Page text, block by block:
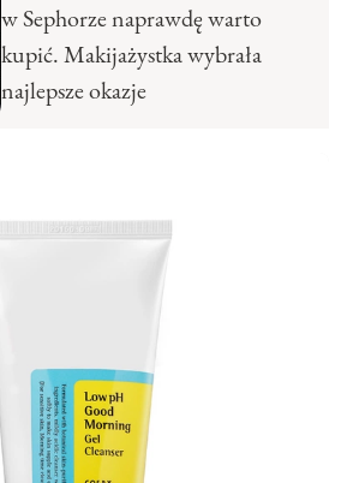
w Sephorze naprawdę warto
kupić. Makijażystka wybrała
najlepsze okazje